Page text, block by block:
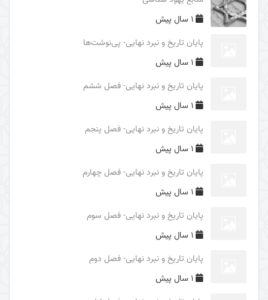
فایدۀ غیبت امام زمان (علیه السلام)
درس‌های اربعین
(علیه السلام)
الگوهای تصمیم گیری در حادثۀ عاشورا
شرح عبارت «الوتر الموتور» در زیارت عاشورا
شرح روایت «حسینٌ مِنّی و أنا مِن حسین»
برکت محرم حسینی
نبوت و امامت
دوری از مرگ جاهلیت
1 سال پیش
پایان تاریخ و نبرد نهایی- پی‌نوشت‌ها
1 سال پیش
پایان تاریخ و نبرد نهایی- فصل ششم
1 سال پیش
پایان تاریخ و نبرد نهایی- فصل پنجم
1 سال پیش
پایان تاریخ و نبرد نهایی- فصل چهارم
1 سال پیش
پایان تاریخ و نبرد نهایی- فصل سوم
1 سال پیش
پایان تاریخ و نبرد نهایی- فصل دوم
1 سال پیش